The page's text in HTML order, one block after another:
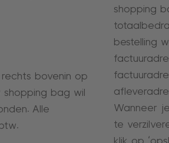
bovenin op
bag wil
Alle
shopping
bestelling
Wanneer
te